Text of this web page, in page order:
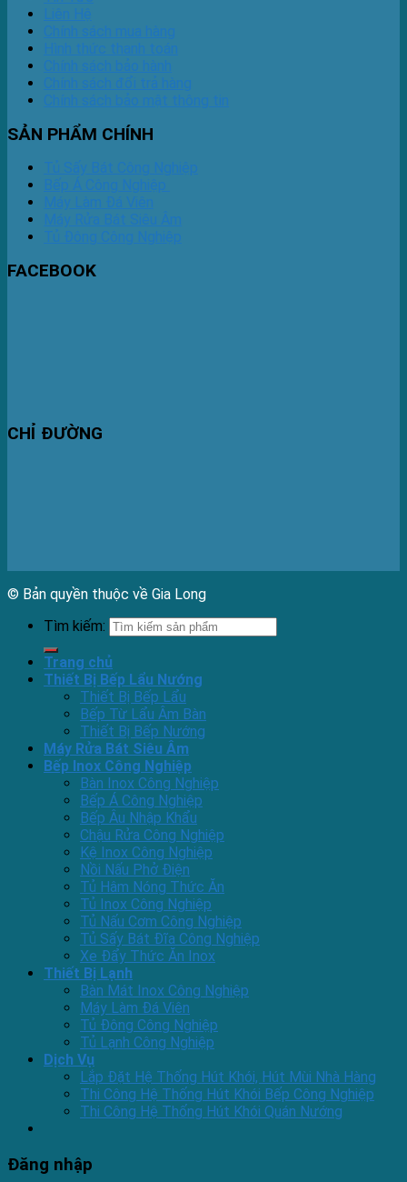
Liên Hệ
Chính sách mua hàng
Hình thức thanh toán
Chính sách bảo hành
Chính sách đổi trả hàng
Chính sách bảo mật thông tin
SẢN PHẨM CHÍNH
Tủ Sấy Bát Công Nghiệp
Bếp Á Công Nghiệp
Máy Làm Đá Viên
Máy Rửa Bát Siêu Âm
Tủ Đông Công Nghiệp
FACEBOOK
CHỈ ĐƯỜNG
© Bản quyền thuộc về Gia Long
Tìm kiếm:
Trang chủ
Thiết Bị Bếp Lẩu Nướng
Thiết Bị Bếp Lẩu
Bếp Từ Lẩu Âm Bàn
Thiết Bị Bếp Nướng
Máy Rửa Bát Siêu Âm
Bếp Inox Công Nghiệp
Bàn Inox Công Nghiệp
Bếp Á Công Nghiệp
Bếp Âu Nhập Khẩu
Chậu Rửa Công Nghiệp
Kệ Inox Công Nghiệp
Nồi Nấu Phở Điện
Tủ Hâm Nóng Thức Ăn
Tủ Inox Công Nghiệp
Tủ Nấu Cơm Công Nghiệp
Tủ Sấy Bát Đĩa Công Nghiệp
Xe Đẩy Thức Ăn Inox
Thiết Bị Lạnh
Bàn Mát Inox Công Nghiệp
Máy Làm Đá Viên
Tủ Đông Công Nghiệp
Tủ Lạnh Công Nghiệp
Dịch Vụ
Lắp Đặt Hệ Thống Hút Khói, Hút Mùi Nhà Hàng
Thi Công Hệ Thống Hút Khói Bếp Công Nghiệp
Thi Công Hệ Thống Hút Khói Quán Nướng
Đăng nhập